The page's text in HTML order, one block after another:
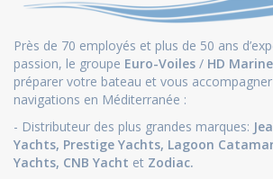
Près de 70 employés et plus de 50 ans
passion, le groupe Euro-Voiles / HD Marine
préparer votre bateau et vous
navigations en Méditerranée :
- Distributeur des plus grandes marques:
Yachts, Prestige Yachts, Lagoon
Yachts, CNB Yacht et Zodiac.